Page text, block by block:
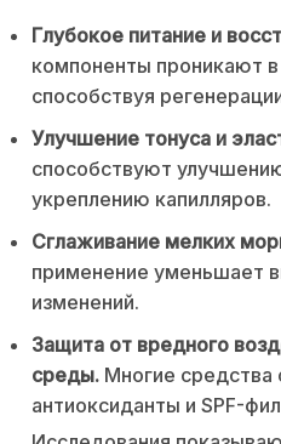
Глубокое питание и
компоненты проникают
способствуя
Улучшение тонуса и
способствуют
укреплению капилляров.
Сглаживание мелких
применение уменьшает
изменений.
Защита от вредного
среды. Многие
антиоксиданты и SPF-